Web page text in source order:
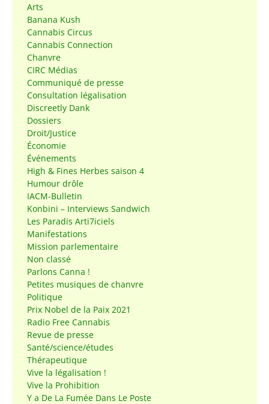
Arts
Banana Kush
Cannabis Circus
Cannabis Connection
Chanvre
CIRC Médias
Communiqué de presse
Consultation légalisation
Discreetly Dank
Dossiers
Droit/Justice
Économie
Événements
High & Fines Herbes saison 4
Humour drôle
IACM-Bulletin
Konbini – Interviews Sandwich
Les Paradis Arti7iciels
Manifestations
Mission parlementaire
Non classé
Parlons Canna !
Petites musiques de chanvre
Politique
Prix Nobel de la Paix 2021
Radio Free Cannabis
Revue de presse
Santé/science/études
Thérapeutique
Vive la légalisation !
Vive la Prohibition
Y a De La Fumée Dans Le Poste